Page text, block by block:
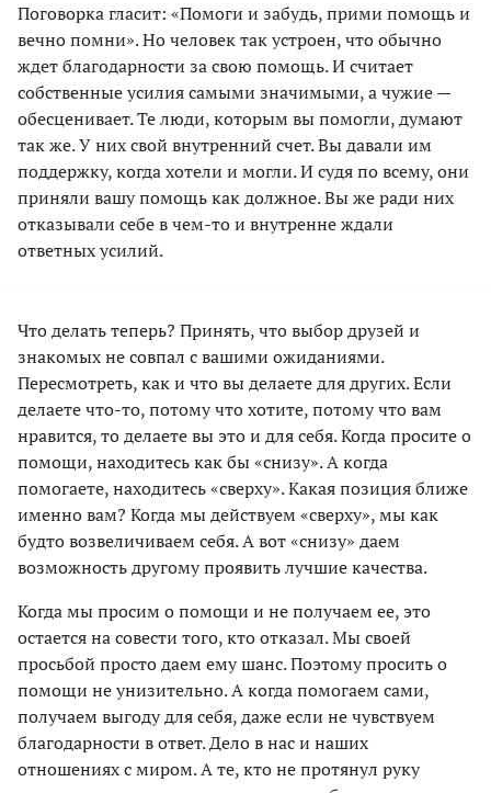
Поговорка гласит: «Помоги и забудь, прими помощь и
вечно помни». Но человек так устроен, что обычно
ждет благодарности за свою помощь. И считает
собственные усилия самыми значимыми, а чужие —
обесценивает. Те люди, которым вы помогли, думают
так же. У них свой внутренний счет. Вы давали им
поддержку, когда хотели и могли. И судя по всему, они
приняли вашу помощь как должное. Вы же ради них
отказывали себе в чем-то и внутренне ждали
ответных усилий.
Что делать теперь? Принять, что выбор друзей и
знакомых не совпал с вашими ожиданиями.
Пересмотреть, как и что вы делаете для других. Если
делаете что-то, потому что хотите, потому что вам
нравится, то делаете вы это и для себя. Когда просите о
помощи, находитесь как бы «снизу». А когда
помогаете, находитесь «сверху». Какая позиция ближе
именно вам? Когда мы действуем «сверху», мы как
будто возвеличиваем себя. А вот «снизу» даем
возможность другому проявить лучшие качества.
Когда мы просим о помощи и не получаем ее, это
остается на совести того, кто отказал. Мы своей
просьбой просто даем ему шанс. Поэтому просить о
помощи не унизительно. А когда помогаем сами,
получаем выгоду для себя, даже если не чувствуем
благодарности в ответ. Дело в нас и наших
отношениях с миром. А те, кто не протянул руку